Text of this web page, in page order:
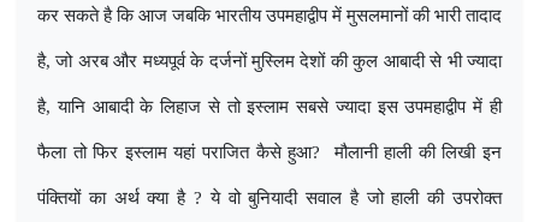
कर सकते है कि आज जबकि भारतीय उपमहाद्वीप में मुसलमानों की भारी तादाद
है,जो अरब और मध्यपूर्व के दर्जनों मुस्लिम देशों की कुल आबादी से भी ज्यादा
है,यानि आबादी के लिहाज से तो इस्लाम सबसे ज्यादा इस उपमहाद्वीप में ही
फैला तो फिर इस्लाम यहां पराजित कैसे हुआ? मौलानी हाली की लिखी इन
पंक्तियों का अर्थ क्या है ?ये वो बुनियादी सवाल है जो हाली की उपरोक्त